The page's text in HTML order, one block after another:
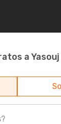
a Yasouj